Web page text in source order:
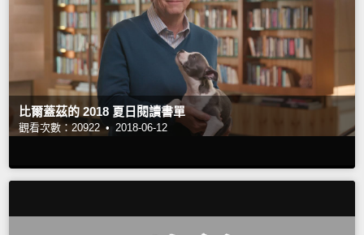
比爾蓋茲的 2018 夏日閱讀書單
觀看次數：20922 • 2018-06-12